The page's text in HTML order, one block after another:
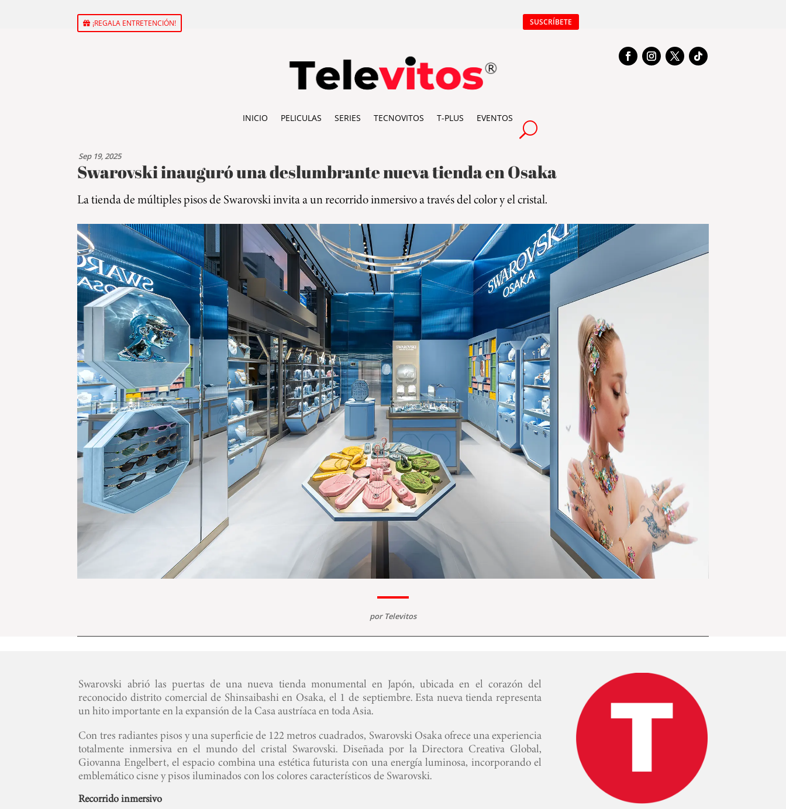
¡REGALA ENTRETENCIÓN! SUSCRÍBETE
INICIO PELICULAS SERIES TECNOVITOS T-PLUS EVENTOS
Sep 19, 2025
Swarovski inauguró una deslumbrante nueva tienda en Osaka
La tienda de múltiples pisos de Swarovski invita a un recorrido inmersivo a través del color y el cristal.
por Televitos
Swarovski abrió las puertas de una nueva tienda monumental en Japón, ubicada en el corazón del
reconocido distrito comercial de Shinsaibashi en Osaka, el 1 de septiembre. Esta nueva tienda representa
un hito importante en la expansión de la Casa austríaca en toda Asia.
Con tres radiantes pisos y una superficie de 122 metros cuadrados, Swarovski Osaka ofrece una experiencia
totalmente inmersiva en el mundo del cristal Swarovski. Diseñada por la Directora Creativa Global,
Giovanna Engelbert, el espacio combina una estética futurista con una energía luminosa, incorporando el
emblemático cisne y pisos iluminados con los colores característicos de Swarovski.
Recorrido inmersivo